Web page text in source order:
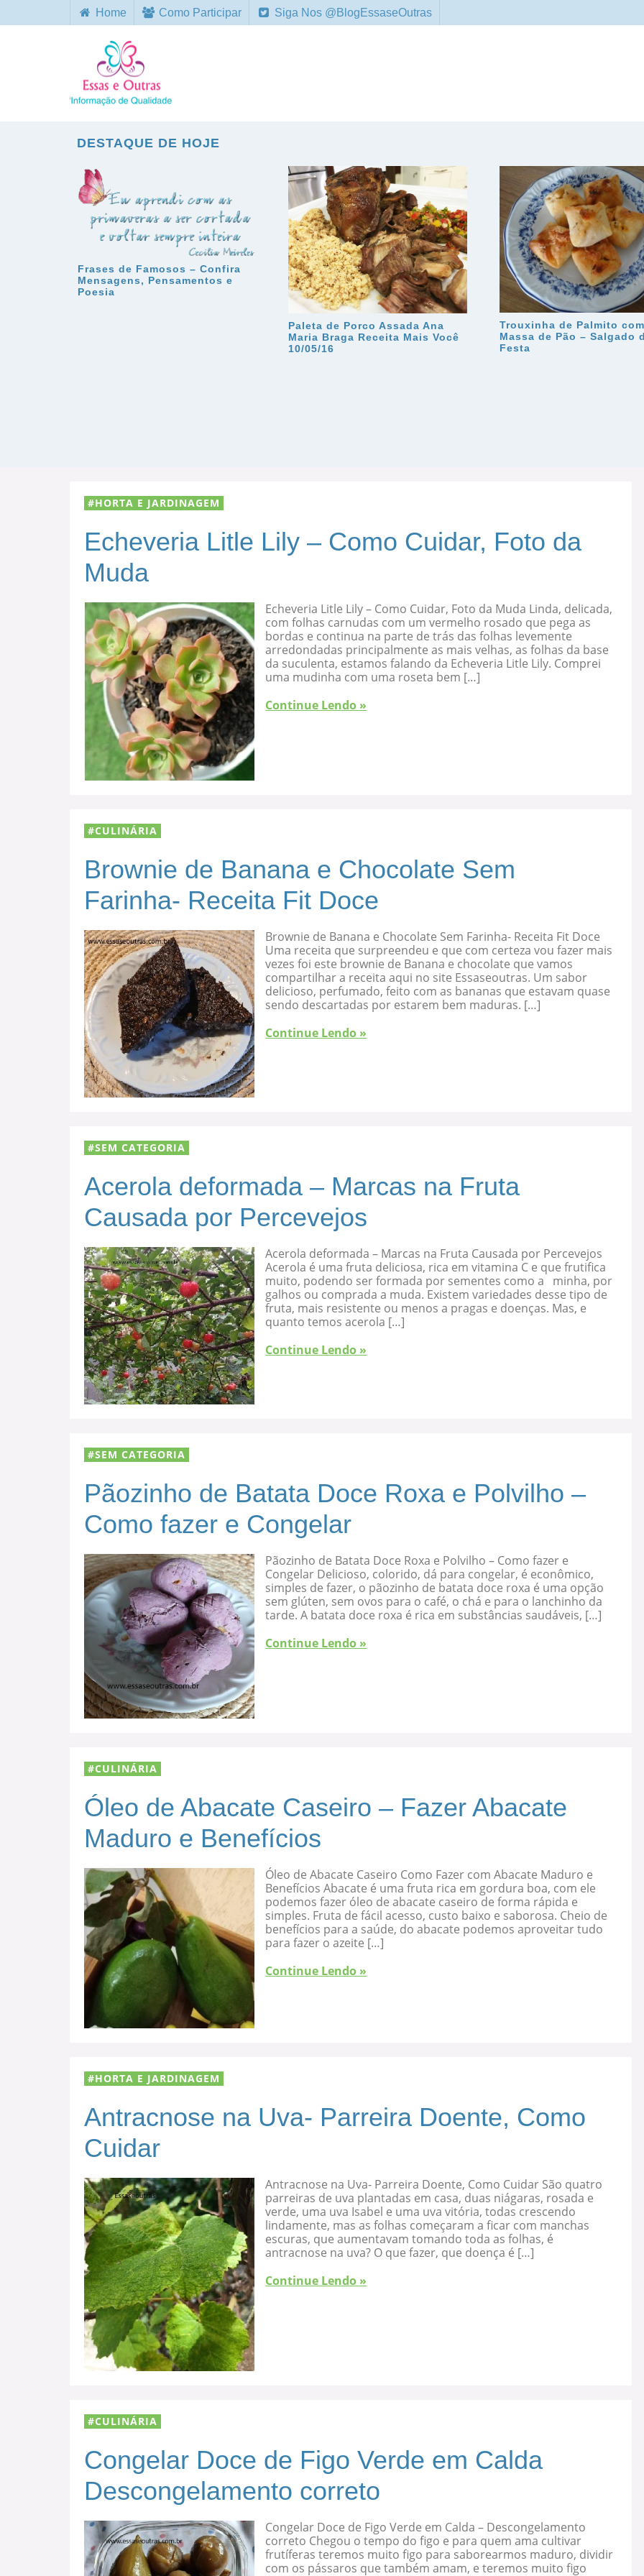
Home Como Participar Siga Nos @BlogEssaseOutras
DESTAQUE DE HOJE
Frases de Famosos – Confira
Mensagens, Pensamentos e
Poesia
Paleta de Porco Assada Ana
Maria Braga Receita Mais Você
10/05/16
Trouxinha de Palmito com
Massa de Pão – Salgado
Festa
HORTA E JARDINAGEM
Echeveria Litle Lily – Como Cuidar, Foto da
Muda
Echeveria Litle Lily – Como Cuidar, Foto da Muda Linda, delicada,
com folhas carnudas com um vermelho rosado que pega as
bordas e continua na parte de trás das folhas levemente
arredondadas principalmente as mais velhas, as folhas da base
da suculenta, estamos falando da Echeveria Litle Lily. Comprei
uma mudinha com uma roseta bem […]
Continue Lendo »
CULINÁRIA
Brownie de Banana e Chocolate Sem
Farinha- Receita Fit Doce
Brownie de Banana e Chocolate Sem Farinha- Receita Fit Doce
Uma receita que surpreendeu e que com certeza vou fazer mais
vezes foi este brownie de Banana e chocolate que vamos
compartilhar a receita aqui no site Essaseoutras. Um sabor
delicioso, perfumado, feito com as bananas que estavam quase
sendo descartadas por estarem bem maduras. […]
Continue Lendo »
SEM CATEGORIA
Acerola deformada – Marcas na Fruta
Causada por Percevejos
Acerola deformada – Marcas na Fruta Causada por Percevejos
Acerola é uma fruta deliciosa, rica em vitamina C e que frutifica
muito, podendo ser formada por sementes como a minha, por
galhos ou comprada a muda. Existem variedades desse tipo de
fruta, mais resistente ou menos a pragas e doenças. Mas, e
quanto temos acerola […]
Continue Lendo »
SEM CATEGORIA
Pãozinho de Batata Doce Roxa e Polvilho –
Como fazer e Congelar
Pãozinho de Batata Doce Roxa e Polvilho – Como fazer e
Congelar Delicioso, colorido, dá para congelar, é econômico,
simples de fazer, o pãozinho de batata doce roxa é uma opção
sem glúten, sem ovos para o café, o chá e para o lanchinho da
tarde. A batata doce roxa é rica em substâncias saudáveis, […]
Continue Lendo »
CULINÁRIA
Óleo de Abacate Caseiro – Fazer Abacate
Maduro e Benefícios
Óleo de Abacate Caseiro Como Fazer com Abacate Maduro e
Benefícios Abacate é uma fruta rica em gordura boa, com ele
podemos fazer óleo de abacate caseiro de forma rápida e
simples. Fruta de fácil acesso, custo baixo e saborosa. Cheio de
benefícios para a saúde, do abacate podemos aproveitar tudo
para fazer o azeite […]
Continue Lendo »
HORTA E JARDINAGEM
Antracnose na Uva- Parreira Doente, Como
Cuidar
Antracnose na Uva- Parreira Doente, Como Cuidar São quatro
parreiras de uva plantadas em casa, duas niágaras, rosada e
verde, uma uva Isabel e uma uva vitória, todas crescendo
lindamente, mas as folhas começaram a ficar com manchas
escuras, que aumentavam tomando toda as folhas, é
antracnose na uva? O que fazer, que doença é […]
Continue Lendo »
CULINÁRIA
Congelar Doce de Figo Verde em Calda
Descongelamento correto
Congelar Doce de Figo Verde em Calda – Descongelamento
correto Chegou o tempo do figo e para quem ama cultivar
frutíferas teremos muito figo para saborearmos maduro, dividir
com os pássaros que também amam, e teremos muito figo